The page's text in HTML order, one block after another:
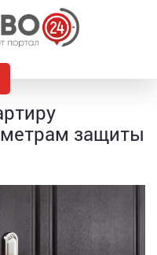
защиты